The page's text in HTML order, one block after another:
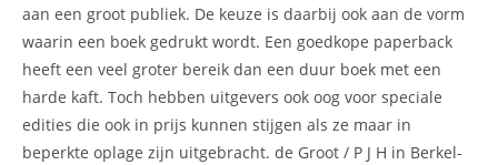
aan een groot publiek. De keuze is daarbij ook aan de vorm
waarin een boek gedrukt wordt. Een goedkope paperback
heeft een veel groter bereik dan een duur boek met een
harde kaft. Toch hebben uitgevers ook oog voor speciale
edities die ook in prijs kunnen stijgen als ze maar in
beperkte oplage zijn uitgebracht. de Groot / P J H in Berkel-